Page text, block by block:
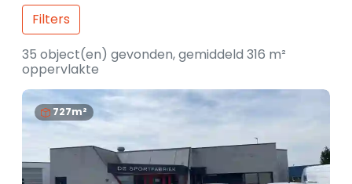
Filters
35 object(en) gevonden, gemiddeld 316 m²
oppervlakte
727m²